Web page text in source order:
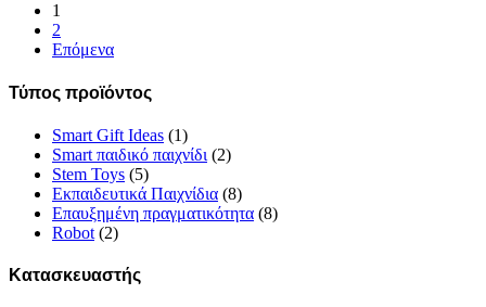
1
2
Επόμενα
Τύπος προϊόντος
Smart Gift Ideas (1)
Smart παιδικό παιχνίδι (2)
Stem Toys (5)
Εκπαιδευτικά Παιχνίδια (8)
Επαυξημένη πραγματικότητα (8)
Robot (2)
Κατασκευαστής